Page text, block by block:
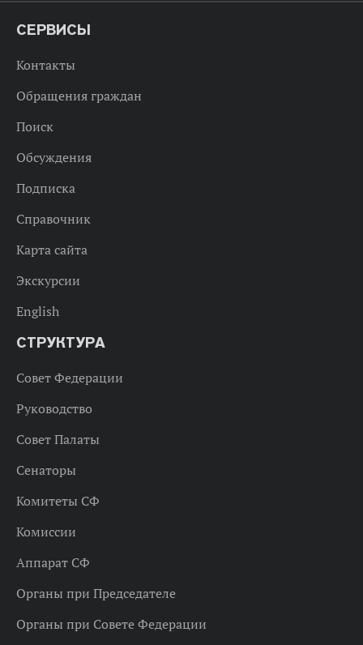
СЕРВИСЫ
Контакты
Обращения граждан
Поиск
Обсуждения
Подписка
Справочник
Карта сайта
Экскурсии
English
СТРУКТУРА
Совет Федерации
Руководство
Совет Палаты
Сенаторы
Комитеты СФ
Комиссии
Аппарат СФ
Органы при Председателе
Органы при Совете Федерации